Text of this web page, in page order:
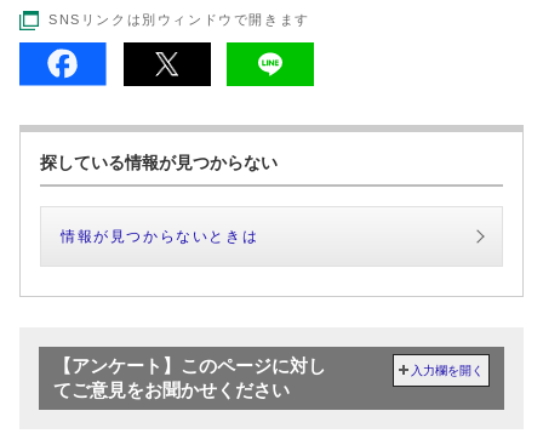
SNSリンクは別ウィンドウで開きます
探している情報が見つからない
情報が見つからないときは
【アンケート】このページに対し
てご意見をお聞かせください
入力欄を開く